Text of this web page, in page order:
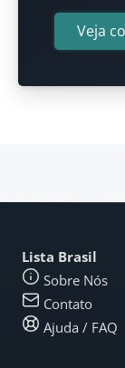
Veja
Lista Brasil
Sobre Nós
Contato
Ajuda / FAQ